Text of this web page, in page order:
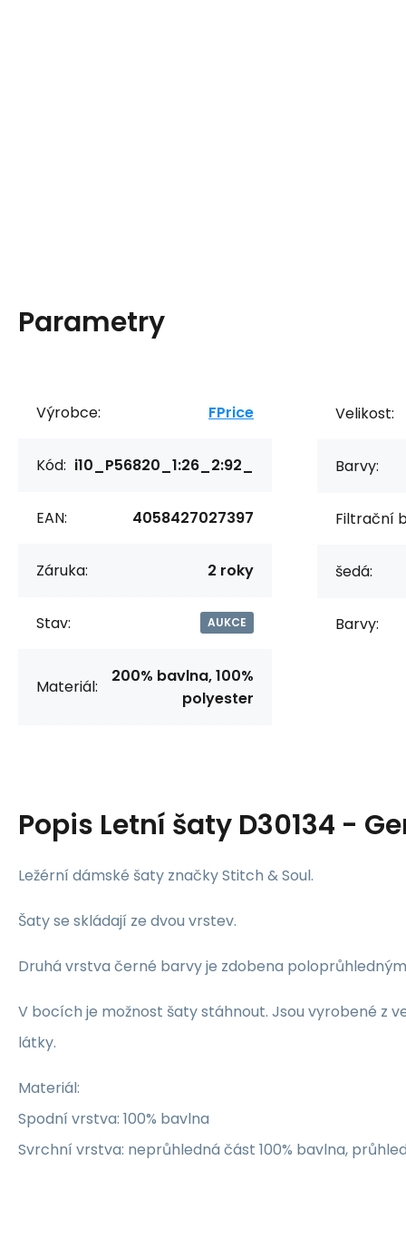
Parametry
Výrobce: FPrice
Kód: i10_P56820_1:26_2:92_
EAN: 4058427027397
Záruka: 2 roky
Stav: AUKCE
Materiál:
200% bavlna, 100%
polyester
Velikost:
Barvy:
Filtrační
šedá:
Barvy:
Popis Letní šaty D30134 -
Ležérní dámské šaty značky Stitch & Soul.
Šaty se skládají ze dvou vrstev.
Druhá vrstva černé barvy je zdobena
V bocích je možnost šaty stáhnout. Jsou vyrobené z
látky.
Materiál:
Spodní vrstva: 100% bavlna
Svrchní vrstva: neprůhledná část 100% bavlna,